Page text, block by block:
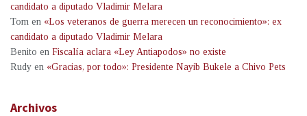
candidato a diputado Vladimir Melara
Tom en «Los veteranos de guerra merecen un reconocimiento»: ex
candidato a diputado Vladimir Melara
Benito en Fiscalía aclara «Ley Antiapodos» no existe
Rudy en «Gracias, por todo»: Presidente Nayib Bukele a Chivo Pets
Archivos